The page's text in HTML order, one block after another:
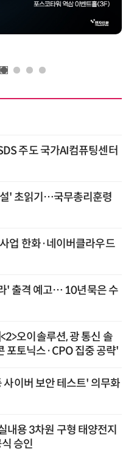
주도 국가AI컴퓨팅센터
' 초읽기…국무총리훈령
업 한화·네이버클라우드
' 출격 예고… 10년묵은 수
오이솔루션, 광 통신 솔
토닉스·CPO 집중 공략'
사이버 보안 테스트' 의무화
내용 3차원 구형 태양전지
승인